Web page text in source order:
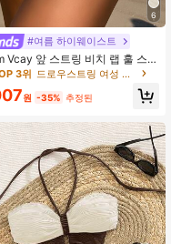
6
#여름 하이웨이스트
Vcay 앞 스트링 비치 랩 훌 스커
3위 드로우스트링 여성 커버 업
원 -35% 추정된